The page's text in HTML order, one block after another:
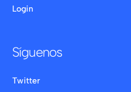
Login
Síguenos
Twitter